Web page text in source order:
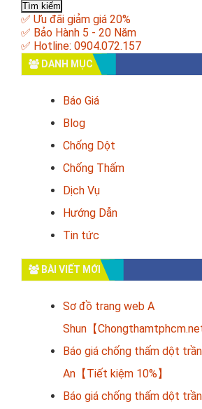
cho:
✅ Ưu đãi giảm giá 20%
✅ Bảo Hành 5 - 20 Năm
✅ Hotline: 0904.072.157
DANH MỤC
Báo Giá
Blog
Chống Dột
Chống Thấm
Dịch Vụ
Hướng Dẫn
Tin tức
BÀI VIẾT MỚI
Sơ đồ trang web A
Shun【Chongthamtphcm.net
Báo giá chống thấm dột
An【Tiết kiệm 10%】
Báo giá chống thấm dột